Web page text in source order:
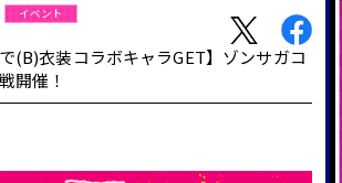
イベント
(B)衣装コラボキャラGET】ゾンサガコ
開催！